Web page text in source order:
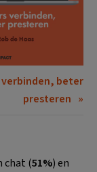
verbinden, beter
presteren
chat (51%) en